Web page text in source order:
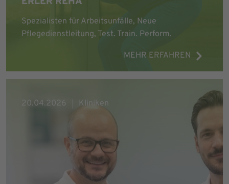
Spezialisten für Arbeitsunfälle, Neue
Pflegedienstleitung, Test. Train. Perform.
MEHR ERFAHREN
20.04.2026 Kliniken